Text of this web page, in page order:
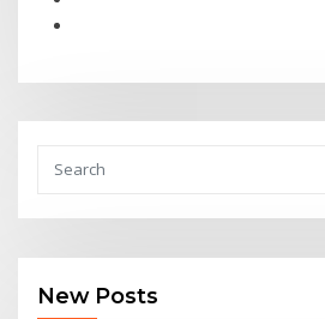
New Posts